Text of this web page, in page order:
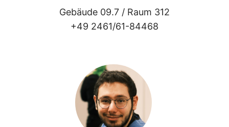
Gebäude 09.7 / Raum 312
+49 2461/61-84468